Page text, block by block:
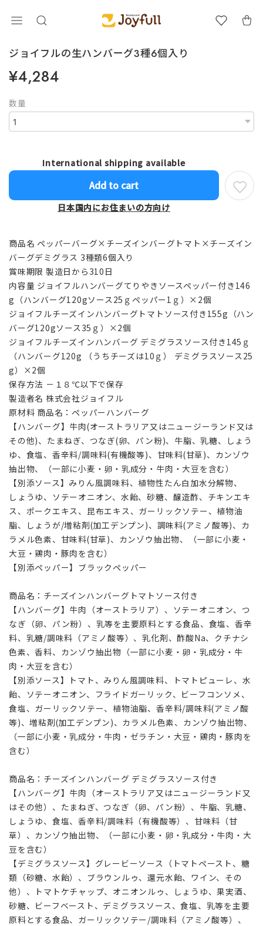
ジョイフルの生ハンバーグ3種6個入り
¥4,284
数量
International shipping available
Add to cart
日本国内にお住まいの方向け
商品名 ペッパーバーグ×チーズインバーグトマト×チーズイン
バーグデミグラス 3種類6個入り
賞味期限 製造日から310日
内容量 ジョイフルハンバーグてりやきソースペッパー付き146
g（ハンバーグ120gソース25ｇペッパー1ｇ）×2個
ジョイフルチーズインハンバーグトマトソース付き155g（ハン
バーグ120gソース35ｇ）×2個
ジョイフルチーズインハンバーグ デミグラスソース付き145ｇ
（ハンバーグ120g （うちチーズは10ｇ） デミグラスソース25
g）×2個
保存方法 －１８℃以下で保存
製造者名 株式会社ジョイフル
原材料 商品名：ペッパーハンバーグ
【ハンバーグ】牛肉(オーストラリア又はニュージーランド又は
その他)、たまねぎ、つなぎ(卵、パン粉)、牛脂、乳糖、しょう
ゆ、食塩、香辛料/調味料(有機酸等)、甘味料(甘草)、カンゾウ
抽出物、（一部に小麦・卵・乳成分・牛肉・大豆を含む）
【別添ソース】みりん風調味料、植物性たん白加水分解物、
しょうゆ、ソテーオニオン、水飴、砂糖、醸造酢、チキンエキ
ス、ポークエキス、昆布エキス、ガーリックソテー、植物油
脂、しょうが/増粘剤(加工デンプン)、調味料(アミノ酸等)、カ
ラメル色素、甘味料(甘草)、カンゾウ抽出物、（一部に小麦・
大豆・鶏肉・豚肉を含む）
【別添ペッパー】ブラックペッパー
商品名：チーズインハンバーグトマトソース付き
【ハンバーグ】牛肉（オーストラリア）、ソテーオニオン、つ
なぎ（卵、パン粉）、乳等を主要原料とする食品、食塩、香辛
料、乳糖/調味料（アミノ酸等）、乳化剤、酢酸Na、クチナシ
色素、香料、カンゾウ抽出物（一部に小麦・卵・乳成分・牛
肉・大豆を含む）
【別添ソース】トマト、みりん風調味料、トマトピューレ、水
飴、ソテーオニオン、フライドガーリック、ビーフコンソメ、
食塩、ガーリックソテー、植物油脂、香辛料/調味料(アミノ酸
等)、増粘剤(加工デンプン)、カラメル色素、カンゾウ抽出物、
（一部に小麦・乳成分・牛肉・ゼラチン・大豆・鶏肉・豚肉を
含む）
商品名：チーズインハンバーグ デミグラスソース付き
【ハンバーグ】牛肉（オーストラリア又はニュージーランド又
はその他）、たまねぎ、つなぎ（卵、パン粉）、牛脂、乳糖、
しょうゆ、食塩、香辛料/調味料（有機酸等）、甘味料（甘
草）、カンゾウ抽出物、（一部に小麦・卵・乳成分・牛肉・大
豆を含む）
【デミグラスソース】グレービーソース（トマトペースト、糖
類（砂糖、水飴）、ブラウンルゥ、還元水飴、ワイン、その
他）、トマトケチャップ、オニオンルゥ、しょうゆ、果実酒、
砂糖、ビーフベースト、デミグラスソース、食塩、乳等を主要
原料とする食品、ガーリックソテー/調味料（アミノ酸等）、